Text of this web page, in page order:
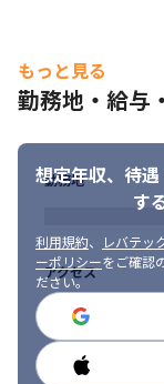
もっと見る
勤務地・給与
想定年収、待遇
す
利用規約、 レバテッ
ーポリシーをご確認
ださい。
勤務地
アクセス
勤務時間